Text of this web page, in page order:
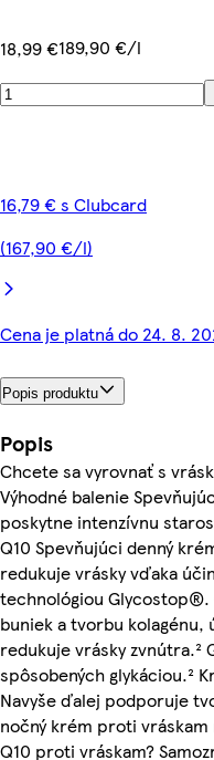
18,99 €189,90 €/l
16,79 € s Clubcard
(167,90 €/l)
Cena je platná do 24. 8.
Popis produktu
Popis
Chcete sa vyrovnať s
Výhodné balenie
poskytne intenzívnu
Q10 Spevňujúci denný
redukuje vrásky vďaka
technológiou Glycostop®.
buniek a tvorbu
redukuje vrásky
spôsobených glykáciou.²
Navyše ďalej podporuje
nočný krém proti
Q10 proti vráskam?